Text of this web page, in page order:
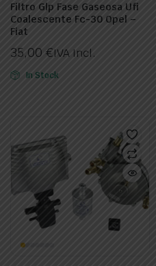
Filtro Glp Fase Gaseosa Ufi
Coalescente Fc-30 Opel –
Fiat
35,00 €IVA Incl.
In Stock